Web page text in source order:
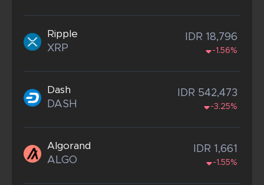
Ripple
XRP
IDR 18,796
-1.56%
Dash
DASH
IDR 542,473
-3.25%
Algorand
ALGO
IDR 1,661
-1.55%